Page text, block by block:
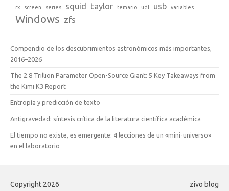
rx screen series squid taylor temario udl usb variables
Windows zfs
Compendio de los descubrimientos astronómicos más importantes,
2016–2026
The 2.8 Trillion Parameter Open-Source Giant: 5 Key Takeaways from
the Kimi K3 Report
Entropía y predicción de texto
Antigravedad: síntesis crítica de la literatura científica académica
El tiempo no existe, es emergente: 4 lecciones de un «mini-universo»
en el laboratorio
Copyright 2026 zivo blog